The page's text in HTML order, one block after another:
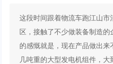
这段时间跟着物流车跑江山
区，接触了不少做装备制造
的感慨就是，现在产品做出
几吨重的大型发电机组件，